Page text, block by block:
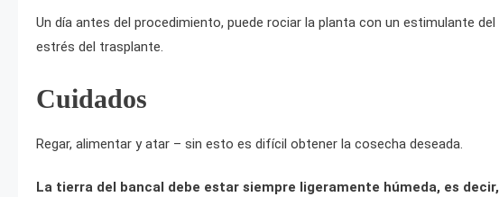
Un día antes del procedimiento, puede rociar la planta con un estimulante
estrés del trasplante.
Cuidados
Regar, alimentar y atar – sin esto es difícil obtener la cosecha deseada.
La tierra del bancal debe estar siempre ligeramente húmeda, es